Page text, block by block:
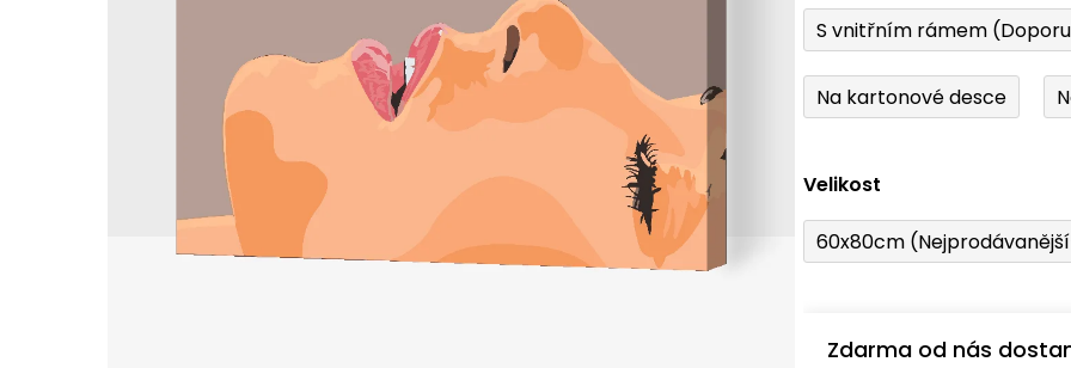
5
hvězdiček.
S vnitřním rámem
Na kartonové desce
Velikost
60x80cm
Zdarma od nás